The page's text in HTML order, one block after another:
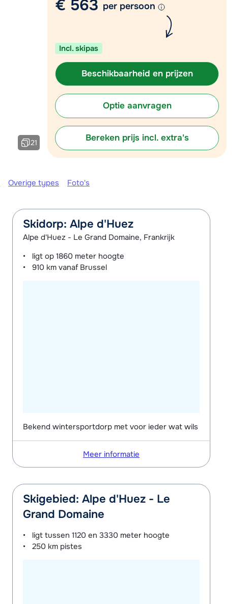
Plan een terugbelverzoek
Chat met wintersportspecialist
Bel ons via 03 3037838
21
€ 563 per persoon
Incl. skipas
Beschikbaarheid en prijzen
Optie aanvragen
Bereken prijs incl. extra's
Overige types Foto's
Skidorp: Alpe d'Huez
Alpe d'Huez - Le Grand Domaine, Frankrijk
ligt op1860 meter hoogte
910 km vanaf Brussel
Bekend wintersportdorp met voor ieder wat wils
Meer informatie
Skigebied: Alpe d'Huez - Le
Grand Domaine
ligt tussen1120 en 3330 meter hoogte
250 km pistes